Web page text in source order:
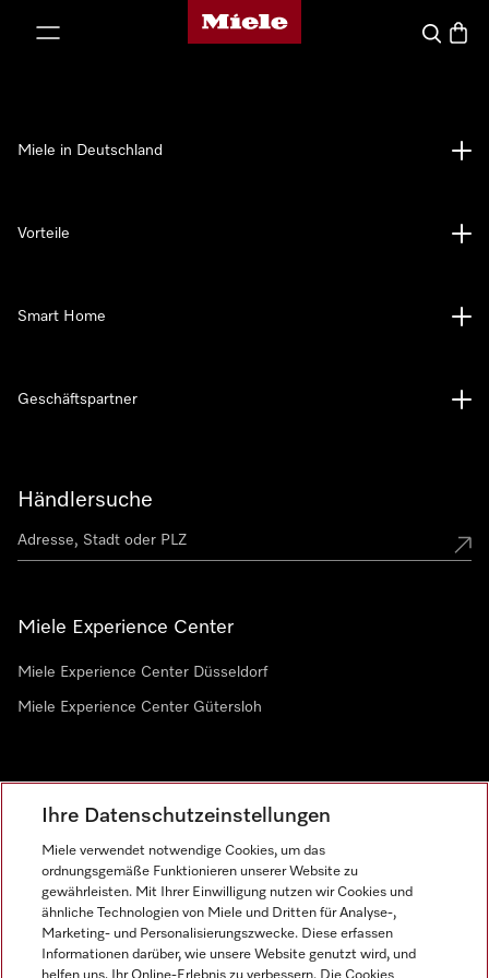
Miele-Homepage
Suche
Händlersuche
Miele Experience Center
Miele Experience Center Düsseldorf
Miele Experience Center Gütersloh
Miele in Deutschland
Vorteile
Smart Home
Geschäftspartner
Ihre Datenschutzeinstellungen
Miele verwendet notwendige Cookies, um das
ordnungsgemäße Funktionieren unserer Website zu
gewährleisten. Mit Ihrer Einwilligung nutzen wir Cookies und
ähnliche Technologien von Miele und Dritten für Analyse-,
Marketing- und Personalisierungszwecke. Diese erfassen
Informationen darüber, wie unsere Website genutzt wird, und